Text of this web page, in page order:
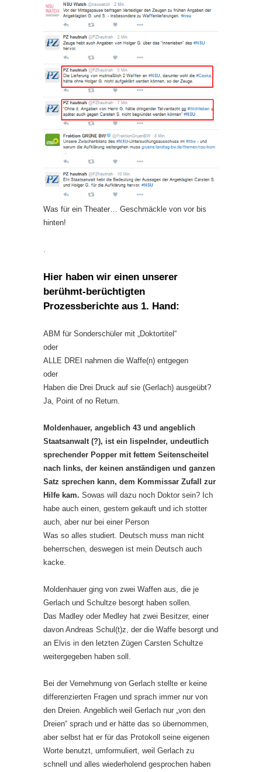
Was für ein Theater… Geschmäckle von vor bis
hinten!
Hier haben wir einen unserer
berühmt-berüchtigten
Prozessberichte aus 1. Hand:
ABM für Sonderschüler mit „Doktortitel“
oder
ALLE DREI nahmen die Waffe(n) entgegen
oder
Haben die Drei Druck auf sie (Gerlach) ausgeübt?
Ja, Point of no Return.
Moldenhauer, angeblich 43 und angeblich
Staatsanwalt (?), ist ein lispelnder, undeutlich
sprechender Popper mit fettem Seitenscheitel
nach links, der keinen anständigen und ganzen
Satz sprechen kann, dem Kommissar Zufall zur
Hilfe kam. Sowas will dazu noch Doktor sein? Ich
habe auch einen, gestern gekauft und ich stotter
auch, aber nur bei einer Person
Was so alles studiert. Deutsch muss man nicht
beherrschen, deswegen ist mein Deutsch auch
kacke.
Moldenhauer ging von zwei Waffen aus, die je
Gerlach und Schultze besorgt haben sollen.
Das Madley oder Medley hat zwei Besitzer, einer
davon Andreas Schul(t)z, der die Waffe besorgt und
an Elvis in den letzten Zügen Carsten Schultze
weitergegeben haben soll.
Bei der Vernehmung von Gerlach stellte er keine
differenzierten Fragen und sprach immer nur von
den Dreien. Angeblich weil Gerlach nur „von den
Dreien“ sprach und er hätte das so übernommen,
aber selbst hat er für das Protokoll seine eigenen
Worte benutzt, umformuliert, weil Gerlach zu
schnell und alles wiederholend gesprochen haben